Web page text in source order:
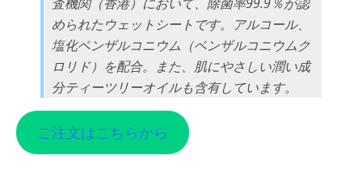
められたウェットシートです。アルコール、
塩化ベンザルコニウム（ベンザルコニウムク
ロリド）を配合。また、肌にやさしい潤い成
分ティーツリーオイルも含有しています。
ご注文はこちらから